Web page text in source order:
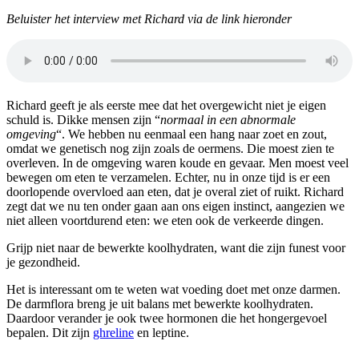
Beluister het interview met Richard via de link hieronder
Richard geeft je als eerste mee dat het overgewicht niet je eigen
schuld is. Dikke mensen zijn “normaal in een abnormale
omgeving“. We hebben nu eenmaal een hang naar zoet en zout,
omdat we genetisch nog zijn zoals de oermens. Die moest zien te
overleven. In de omgeving waren koude en gevaar. Men moest veel
bewegen om eten te verzamelen. Echter, nu in onze tijd is er een
doorlopende overvloed aan eten, dat je overal ziet of ruikt. Richard
zegt dat we nu ten onder gaan aan ons eigen instinct, aangezien we
niet alleen voortdurend eten: we eten ook de verkeerde dingen.
Grijp niet naar de bewerkte koolhydraten, want die zijn funest voor
je gezondheid.
Het is interessant om te weten wat voeding doet met onze darmen.
De darmflora breng je uit balans met bewerkte koolhydraten.
Daardoor verander je ook twee hormonen die het hongergevoel
bepalen. Dit zijn ghreline en leptine.